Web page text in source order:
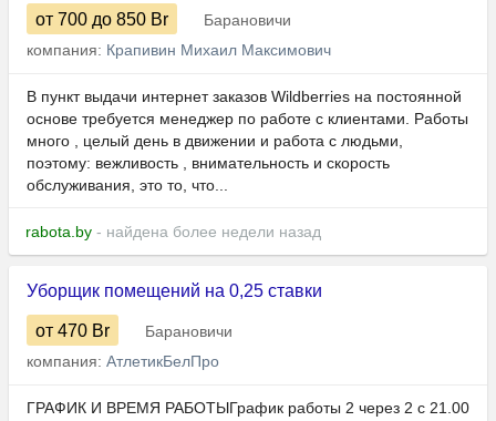
от 700 до 850 Br
Барановичи
компания: Крапивин Михаил Максимович
В пункт выдачи интернет заказов Wildberries на постоянной
основе требуется менеджер по работе с клиентами. Работы
много , целый день в движении и работа с людьми,
поэтому: вежливость , внимательность и скорость
обслуживания, это то, что...
rabota.by - найдена более недели назад
Уборщик помещений на 0,25 ставки
от 470 Br
Барановичи
компания: АтлетикБелПро
ГРАФИК И ВРЕМЯ РАБОТЫГрафик работы 2 через 2 с 21.00